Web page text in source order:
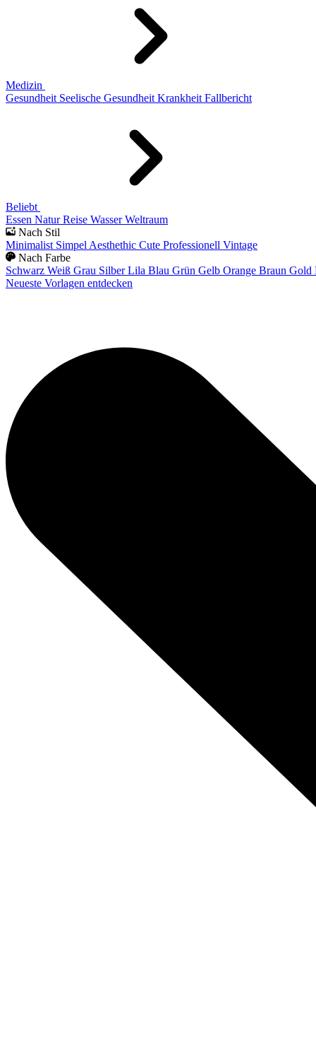
Medizin
Gesundheit Seelische Gesundheit Krankheit Fallbericht
Beliebt
Essen Natur Reise Wasser Weltraum
Nach Stil
Minimalist Simpel Aesthethic Cute Professionell Vintage
Nach Farbe
Schwarz Weiß Grau Silber Lila Blau Grün Gelb Orange Braun Gold
Neueste Vorlagen entdecken